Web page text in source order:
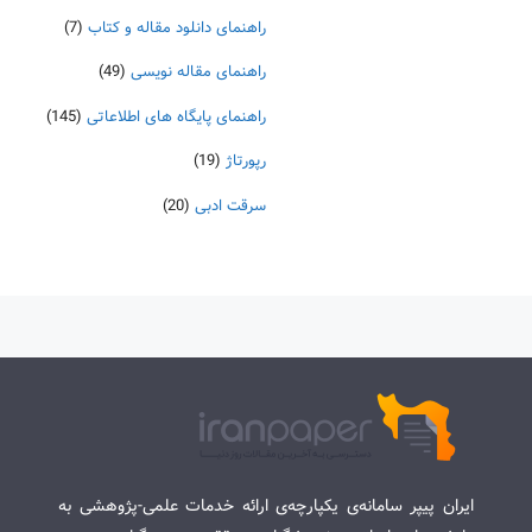
راهنمای دانلود مقاله و کتاب (7)
راهنمای مقاله نویسی (49)
راهنمای پایگاه های اطلاعاتی (145)
رپورتاژ (19)
سرقت ادبی (20)
ایران پیپر سامانه‌ی یکپارچه‌ی ارائه خدمات علمی-پژوهشی به